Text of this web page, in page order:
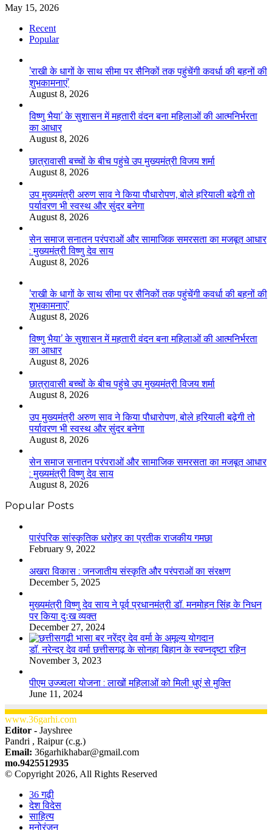
May 15, 2026
Recent
Popular
’राखी के धागों के साथ सीमा पर सैनिकों तक पहुंचेंगी कवर्धा की बहनों की
शुभकामनाएं’
August 8, 2026
विष्णु भैया’ के सुशासन में महतारी वंदन बना महिलाओं की आत्मनिर्भरता
का आधार
August 8, 2026
छात्रावासी बच्चों के बीच पहुंचे उप मुख्यमंत्री विजय शर्मा
August 8, 2026
उप मुख्यमंत्री अरुण साव ने किया पौधारोपण, बोले हरियाली बढ़ेगी तो
पर्यावरण भी स्वस्थ और सुंदर बनेगा
August 8, 2026
सेन समाज सनातन परंपराओं और सामाजिक समरसता का मजबूत आधार
: मुख्यमंत्री विष्णु देव साय
August 8, 2026
’राखी के धागों के साथ सीमा पर सैनिकों तक पहुंचेंगी कवर्धा की बहनों की
शुभकामनाएं’
August 8, 2026
विष्णु भैया’ के सुशासन में महतारी वंदन बना महिलाओं की आत्मनिर्भरता
का आधार
August 8, 2026
छात्रावासी बच्चों के बीच पहुंचे उप मुख्यमंत्री विजय शर्मा
August 8, 2026
उप मुख्यमंत्री अरुण साव ने किया पौधारोपण, बोले हरियाली बढ़ेगी तो
पर्यावरण भी स्वस्थ और सुंदर बनेगा
August 8, 2026
सेन समाज सनातन परंपराओं और सामाजिक समरसता का मजबूत आधार
: मुख्यमंत्री विष्णु देव साय
August 8, 2026
Popular Posts
​​​​​​​पारंपरिक सांस्कृतिक धरोहर का प्रतीक राजकीय गमछा
February 9, 2022
अखरा विकास : जनजातीय संस्कृति और परंपराओं का संरक्षण
December 5, 2025
मुख्यमंत्री विष्णु देव साय ने पूर्व प्रधानमंत्री डॉ. मनमोहन सिंह के निधन
पर किया दुःख व्यक्त
December 27, 2024
डॉ. नरेन्द्र देव वर्मा छत्तीसगढ़ के सोनहा बिहान के स्वप्नदृष्टा रहिन
November 3, 2023
पीएम उज्ज्वला योजना : लाखों महिलाओं को मिली धुएं से मुक्ति
June 11, 2024
www.36garhi.com
Editor - Jayshree
Pandri , Raipur (c.g.)
Email: 36garhikhabar@gmail.com
mo.9425512935
© Copyright 2026, All Rights Reserved
36 गढ़ी
देश विदेस
साहित्य
मनोरंजन